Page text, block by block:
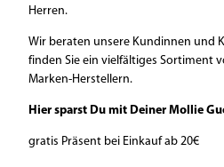
Herren.
Wir beraten unsere Kundinnen und
finden Sie ein vielfältiges Sortiment
Marken-Herstellern.
Hier sparst Du mit Deiner Mollie
gratis Präsent bei Einkauf ab 20€